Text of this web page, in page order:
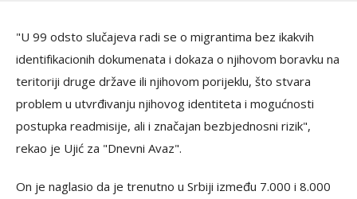
"U 99 odsto slučajeva radi se o migrantima bez ikakvih
identifikacionih dokumenata i dokaza o njihovom boravku na
teritoriji druge države ili njihovom porijeklu, što stvara
problem u utvrđivanju njihovog identiteta i mogućnosti
postupka readmisije, ali i značajan bezbjednosni rizik",
rekao je Ujić za "Dnevni Avaz".
On je naglasio da je trenutno u Srbiji između 7.000 i 8.000